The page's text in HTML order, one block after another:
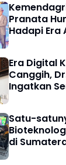
Anto
Tafsir
Pranata
Hadapi Era
Era Digital
Canggih,
Ingatkan
Satu-
di